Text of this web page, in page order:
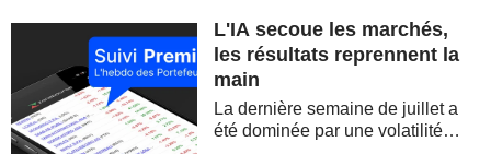
L'IA secoue les marchés,
les résultats reprennent la
main
La dernière semaine de juillet a
été dominée par une volatilité